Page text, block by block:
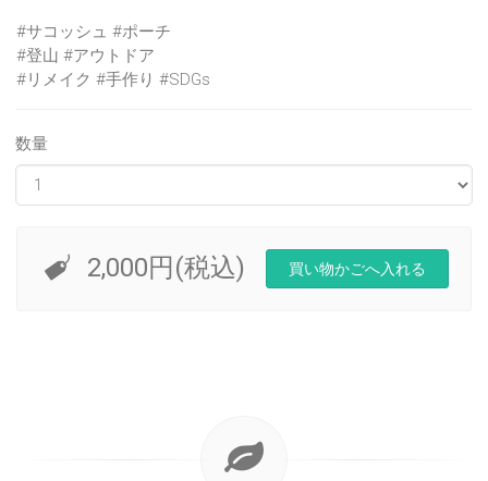
#サコッシュ #ポーチ
#登山 #アウトドア
#リメイク #手作り #SDGs
数量
2,000円(税込)